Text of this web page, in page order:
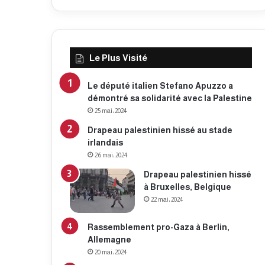
Le Plus Visité
Le député italien Stefano Apuzzo a
démontré sa solidarité avec la Palestine
25 mai، 2024
Drapeau palestinien hissé au stade
irlandais
26 mai، 2024
Drapeau palestinien hissé
à Bruxelles, Belgique
22 mai، 2024
Rassemblement pro-Gaza à Berlin,
Allemagne
20 mai، 2024